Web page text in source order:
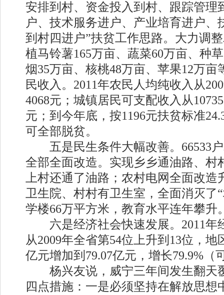
安排到村、资金投入到村、跟踪管理
户、技术服务进户、产业培育进户、
到村四进户”扶贫工作思路。大力调
植马铃薯165万亩、蔬菜60万亩、种
烟35万亩、核桃48万亩、苹果12万亩
民收入。2011年农民人均纯收入从
4068元；城镇居民可支配收入从
元；到今年底，按1196元扶贫标准
可全部脱贫。
五是民生条件大幅改善。66533户
全部全面改造。实现乡乡通油路、村
上村还通了油路；农村电网全面改造
卫生院、村村有卫生室，全面消灭了
学楼66万平方米，教育水平连年攀升
六是经济社会快速发展。2011年
从2009年全省第54位上升到13位，地
亿元增加到79.07亿元，增长79.9%（
杨兴友说，威宁三年间发生翻天
四点措施：一是必须坚持在解放思想